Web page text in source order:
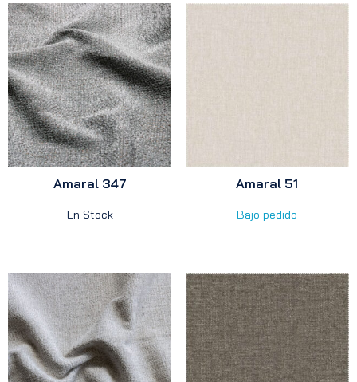
Amaral 347
En Stock
Amaral 51
Bajo pedido